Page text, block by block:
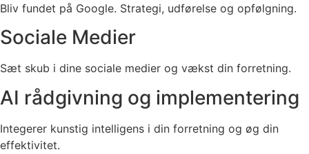
Bliv fundet på Google. Strategi, udførelse og opfølgning.
Sociale Medier
Sæt skub i dine sociale medier og vækst din forretning.
AI rådgivning og implementering
Integerer kunstig intelligens i din forretning og øg din
effektivitet.